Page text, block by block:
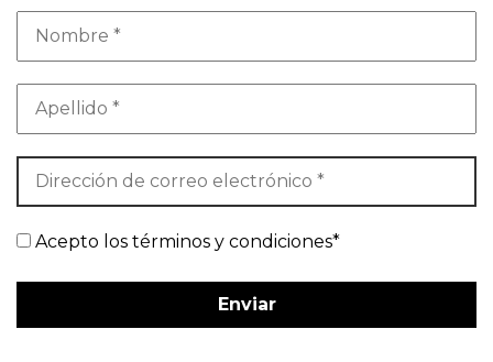
Acepto los términos y condiciones*